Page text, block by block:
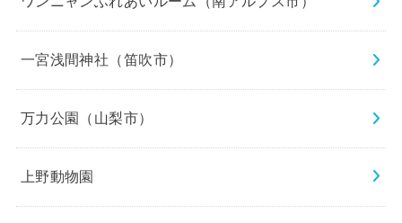
一宮浅間神社（笛吹市）
万力公園（山梨市）
上野動物園